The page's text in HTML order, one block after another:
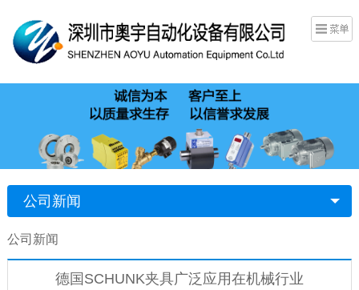
公司新闻
公司新闻
德国SCHUNK夹具广泛应用在机械行业